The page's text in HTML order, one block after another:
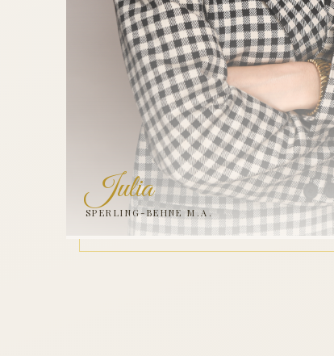
Julia
SPERLING-BEHNE M.A.